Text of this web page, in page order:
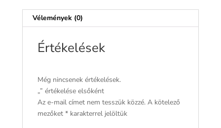
Vélemények (0)
Értékelések
Még nincsenek értékelések.
„” értékelése elsőként
Az e-mail címet nem tesszük közzé. A kötelező
mezőket *karakterrel jelöltük